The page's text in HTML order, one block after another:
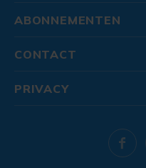
ABONNEMENTEN
CONTACT
PRIVACY